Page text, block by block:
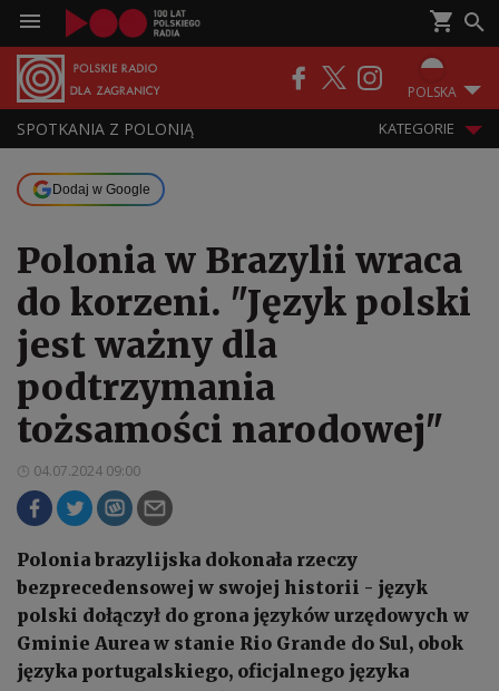
POLSKA
SPOTKANIA Z POLONIĄ KATEGORIE
Dodaj w Google
Polonia w Brazylii wraca
do korzeni. "Język polski
jest ważny dla
podtrzymania
tożsamości narodowej"
04.07.2024 09:00
Polonia brazylijska dokonała rzeczy
bezprecedensowej w swojej historii - język
polski dołączył do grona języków urzędowych w
Gminie Aurea w stanie Rio Grande do Sul, obok
języka portugalskiego, oficjalnego języka